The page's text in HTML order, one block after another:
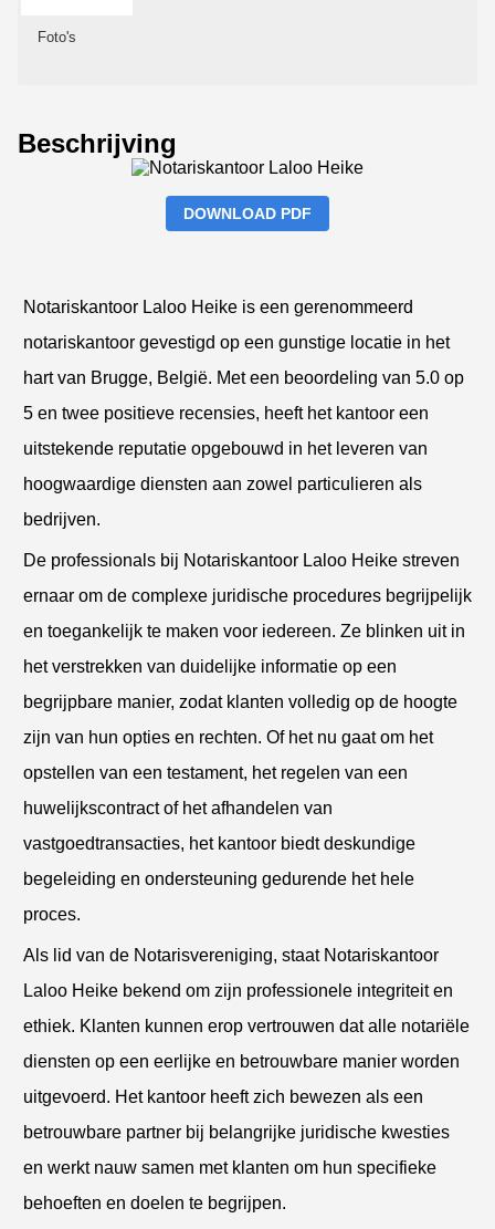
Foto's
Beschrijving
DOWNLOAD PDF
Notariskantoor Laloo Heike is een gerenommeerd
notariskantoor gevestigd op een gunstige locatie in het
hart van Brugge, België. Met een beoordeling van 5.0 op
5 en twee positieve recensies, heeft het kantoor een
uitstekende reputatie opgebouwd in het leveren van
hoogwaardige diensten aan zowel particulieren als
bedrijven.
De professionals bij Notariskantoor Laloo Heike streven
ernaar om de complexe juridische procedures begrijpelijk
en toegankelijk te maken voor iedereen. Ze blinken uit in
het verstrekken van duidelijke informatie op een
begrijpbare manier, zodat klanten volledig op de hoogte
zijn van hun opties en rechten. Of het nu gaat om het
opstellen van een testament, het regelen van een
huwelijkscontract of het afhandelen van
vastgoedtransacties, het kantoor biedt deskundige
begeleiding en ondersteuning gedurende het hele
proces.
Als lid van de Notarisvereniging, staat Notariskantoor
Laloo Heike bekend om zijn professionele integriteit en
ethiek. Klanten kunnen erop vertrouwen dat alle notariële
diensten op een eerlijke en betrouwbare manier worden
uitgevoerd. Het kantoor heeft zich bewezen als een
betrouwbare partner bij belangrijke juridische kwesties
en werkt nauw samen met klanten om hun specifieke
behoeften en doelen te begrijpen.